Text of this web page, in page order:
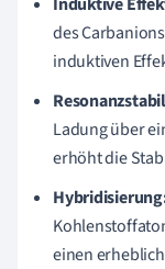
des
induktiven
Ladung über
erhöht die
einen